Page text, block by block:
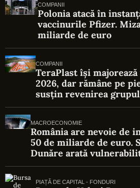
COMPANII
Polonia atacă în
vaccinurile Pfizer.
miliarde de euro
COMPANII
TeraPlast își
2026, dar rămâne pe
susțin revenirea
MACROECONOMIE
România are nevoie de
50 de miliarde de euro.
Dunăre arată
energetic
PIAȚĂ DE CAPITAL - FONDURI